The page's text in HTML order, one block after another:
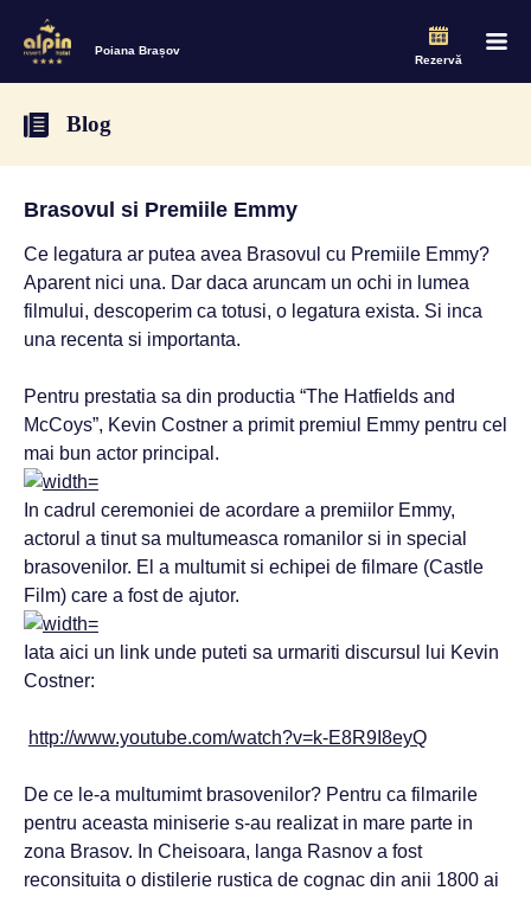
Poiana Brașov
Rezervă
Blog
Brasovul si Premiile Emmy
Ce legatura ar putea avea Brasovul cu Premiile Emmy?
Aparent nici una. Dar daca aruncam un ochi in lumea
filmului, descoperim ca totusi, o legatura exista. Si inca
una recenta si importanta.
Pentru prestatia sa din productia “The Hatfields and
McCoys”, Kevin Costner a primit premiul Emmy pentru cel
mai bun actor principal.
In cadrul ceremoniei de acordare a premiilor Emmy,
actorul a tinut sa multumeasca romanilor si in special
brasovenilor. El a multumit si echipei de filmare (Castle
Film) care a fost de ajutor.
Iata aici un link unde puteti sa urmariti discursul lui Kevin
Costner:
http://www.youtube.com/watch?v=k-E8R9I8eyQ
De ce le-a multumimt brasovenilor? Pentru ca filmarile
pentru aceasta miniserie s-au realizat in mare parte in
zona Brasov. In Cheisoara, langa Rasnov a fost
reconsituita o distilerie rustica de cognac din anii 1800 ai